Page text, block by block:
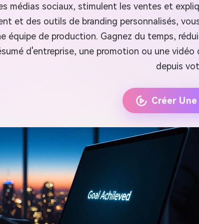
médias sociaux, stimulent les ventes et
et des outils de branding personnalisés,
équipe de production. Gagnez du temps,
d'entreprise, une promotion ou une
depuis
Créer